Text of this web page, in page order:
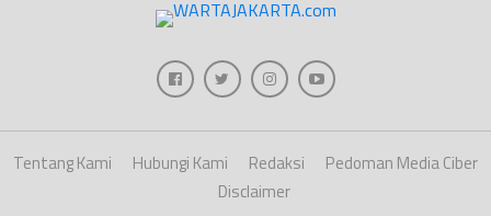
Tentang Kami Hubungi Kami Redaksi
Pedoman Media Ciber
Disclaimer